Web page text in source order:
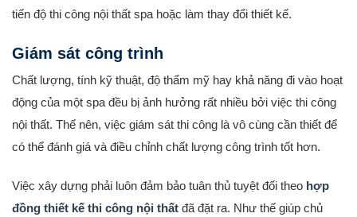
tiến độ thi công nội thất spa hoặc làm thay đổi thiết kế.
Giám sát công trình
Chất lượng, tính kỹ thuật, độ thẩm mỹ hay khả năng đi vào hoạt
động của một spa đều bị ảnh hưởng rất nhiều bởi việc thi công
nội thất. Thế nên, việc giám sát thi công là vô cùng cần thiết để
có thể đánh giá và điều chỉnh chất lượng công trình tốt hơn.
Việc xây dựng phải luôn đảm bảo tuân thủ tuyệt đối theo hợp
đồng thiết kế thi công nội thất đã đặt ra. Như thế giúp chủ